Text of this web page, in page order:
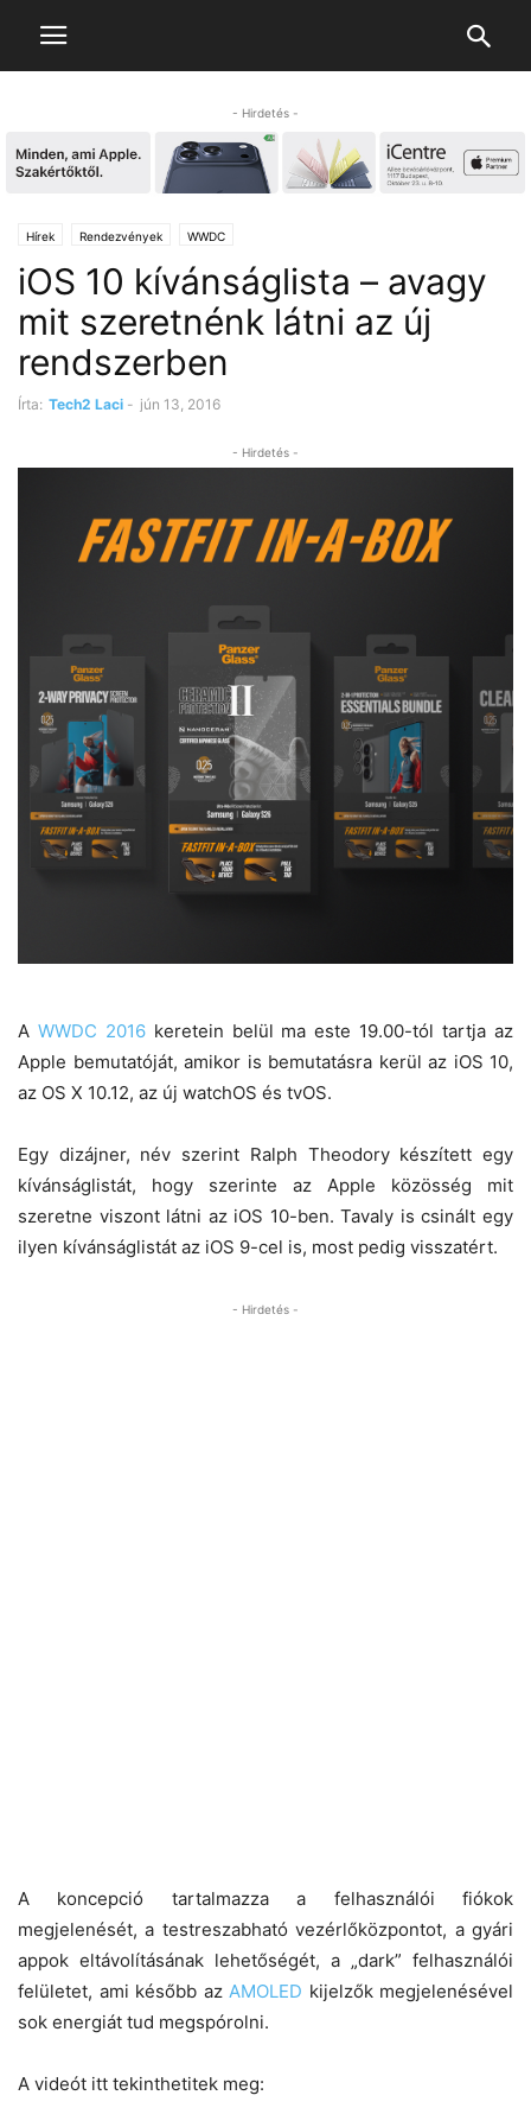
- Hirdetés -
Hírek Rendezvények WWDC
iOS 10 kívánságlista – avagy
mit szeretnénk látni az új
rendszerben
Írta: Tech2 Laci - jún 13, 2016
- Hirdetés -
A WWDC 2016keretein belül ma este 19.00-tól tartja az
Apple bemutatóját, amikor is bemutatásra kerül az iOS 10,
az OS X 10.12, az új watchOS és tvOS.
Egy dizájner, név szerint Ralph Theodory készített egy
kívánságlistát, hogy szerinte az Apple közösség mit
szeretne viszont látni az iOS 10-ben. Tavaly is csinált egy
ilyen kívánságlistát az iOS 9-cel is, most pedig visszatért.
- Hirdetés -
A koncepció tartalmazza a felhasználói fiókok
megjelenését, a testreszabható vezérlőközpontot, a gyári
appok eltávolításának lehetőségét, a „dark” felhasználói
felületet, ami később az AMOLED kijelzők megjelenésével
sok energiát tud megspórolni.
A videót itt tekinthetitek meg: